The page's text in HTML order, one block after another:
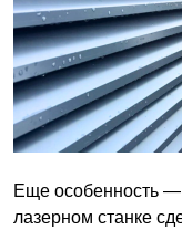
Еще особенность —
лазерном станке